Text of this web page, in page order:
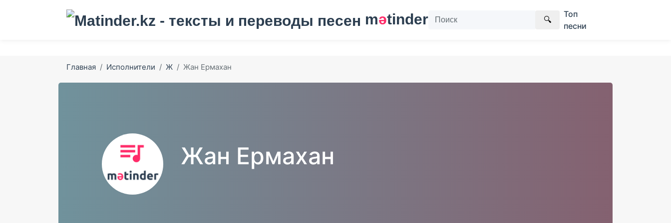
mәtinder 🔍
Топ
песни
Главная Исполнители Ж Жан Ермахан
Жан Ермахан